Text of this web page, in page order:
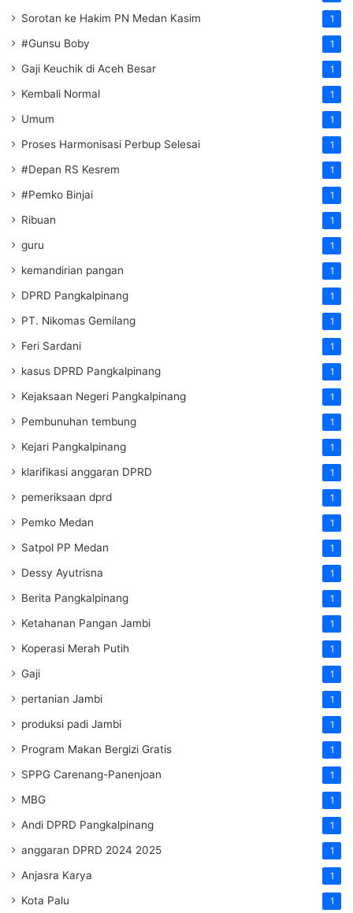
Sorotan ke Hakim PN Medan Kasim 1
#Gunsu Boby 1
Gaji Keuchik di Aceh Besar 1
Kembali Normal 1
Umum 1
Proses Harmonisasi Perbup Selesai 1
#Depan RS Kesrem 1
#Pemko Binjai 1
Ribuan 1
guru 1
kemandirian pangan 1
DPRD Pangkalpinang 1
PT. Nikomas Gemilang 1
Feri Sardani 1
kasus DPRD Pangkalpinang 1
Kejaksaan Negeri Pangkalpinang 1
Pembunuhan tembung 1
Kejari Pangkalpinang 1
klarifikasi anggaran DPRD 1
pemeriksaan dprd 1
Pemko Medan 1
Satpol PP Medan 1
Dessy Ayutrisna 1
Berita Pangkalpinang 1
Ketahanan Pangan Jambi 1
Koperasi Merah Putih 1
Gaji 1
pertanian Jambi 1
produksi padi Jambi 1
Program Makan Bergizi Gratis 1
SPPG Carenang-Panenjoan 1
MBG 1
Andi DPRD Pangkalpinang 1
anggaran DPRD 2024 2025 1
Anjasra Karya 1
Kota Palu 1